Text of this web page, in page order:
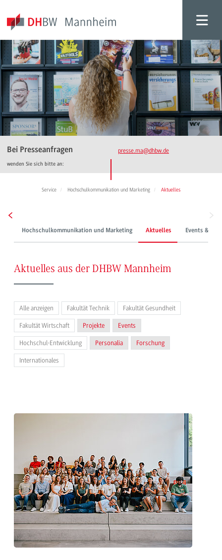
Bei Presseanfragen
wenden Sie sich bitte an:
presse.ma@dhbw.de
Service Hochschulkommunikation und Marketing Aktuelles
Hochschulkommunikation und Marketing Aktuelles Events &
Aktuelles aus der DHBW Mannheim
Alle anzeigen Fakultät Technik Fakultät Gesundheit
Fakultät Wirtschaft Projekte Events
Hochschul-Entwicklung Personalia Forschung
Internationales